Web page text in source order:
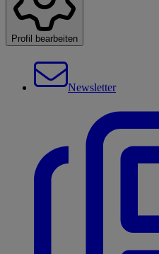
Profil bearbeiten
Newsletter